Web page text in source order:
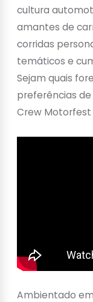
cultura
amantes de
corridas
temáticos e
Sejam quais
preferências
Crew
Ambientado